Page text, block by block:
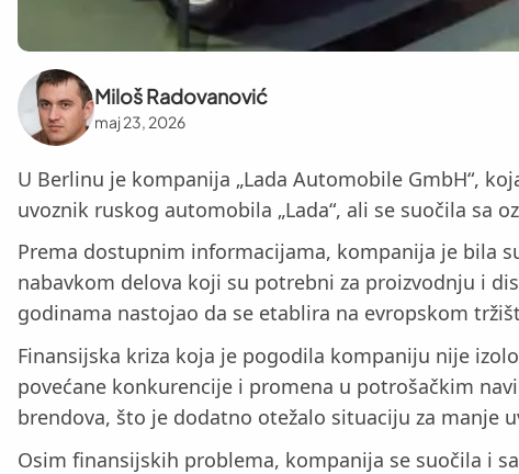
Miloš Radovanović
maj 23, 2026
U Berlinu je kompanija „Lada Automobile GmbH“,
uvoznik ruskog automobila „Lada“, ali se suočila
Prema dostupnim informacijama, kompanija je bila
nabavkom delova koji su potrebni za proizvodnju i
godinama nastojao da se etablira na evropskom
Finansijska kriza koja je pogodila kompaniju nije
povećane konkurencije i promena u potrošačkim
brendova, što je dodatno otežalo situaciju za manje
Osim finansijskih problema, kompanija se suočila i